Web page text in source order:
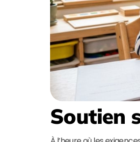
Soutien